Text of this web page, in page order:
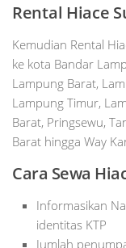
Rental Hiace
Kemudian Rental
ke kota Bandar
Lampung Barat,
Lampung Timur,
Barat, Pringsewu,
Barat hingga Way
Cara Sewa
Informasikan
identitas KTP
Jumlah